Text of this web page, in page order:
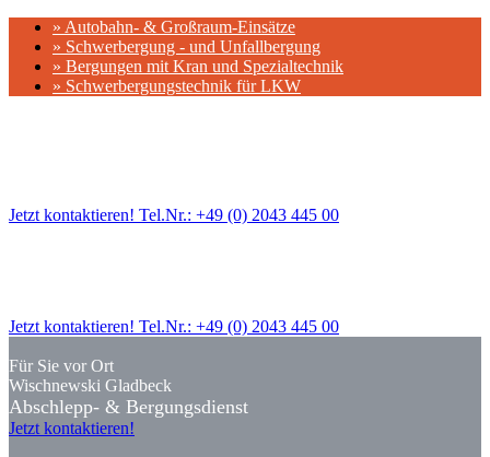
» Autobahn- & Großraum-Einsätze
» Schwerbergung - und Unfallbergung
» Bergungen mit Kran und Spezialtechnik
» Schwerbergungstechnik für LKW
Jetzt kontaktieren! Tel.Nr.: +49 (0) 2043 445 00
Jetzt kontaktieren! Tel.Nr.: +49 (0) 2043 445 00
Für Sie vor Ort
Wischnewski Gladbeck
Abschlepp- & Bergungsdienst
Jetzt kontaktieren!